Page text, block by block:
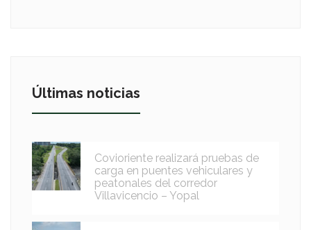
Últimas noticias
Covioriente realizará pruebas de
carga en puentes vehiculares y
peatonales del corredor
Villavicencio – Yopal